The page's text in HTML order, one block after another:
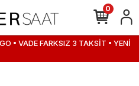
• VADE FARKSIZ 3 TAKSİT • YENİ
0